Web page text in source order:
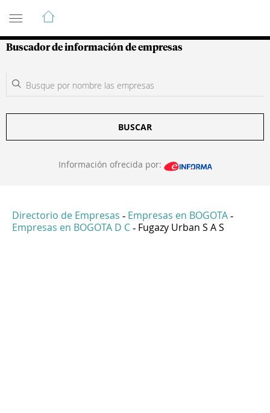
Guía de Empresas Colombianas
Buscador de información de empresas
BUSCAR
Información ofrecida por:
Directorio de Empresas - Empresas en BOGOTA -
Empresas en BOGOTA D C - Fugazy Urban S A S